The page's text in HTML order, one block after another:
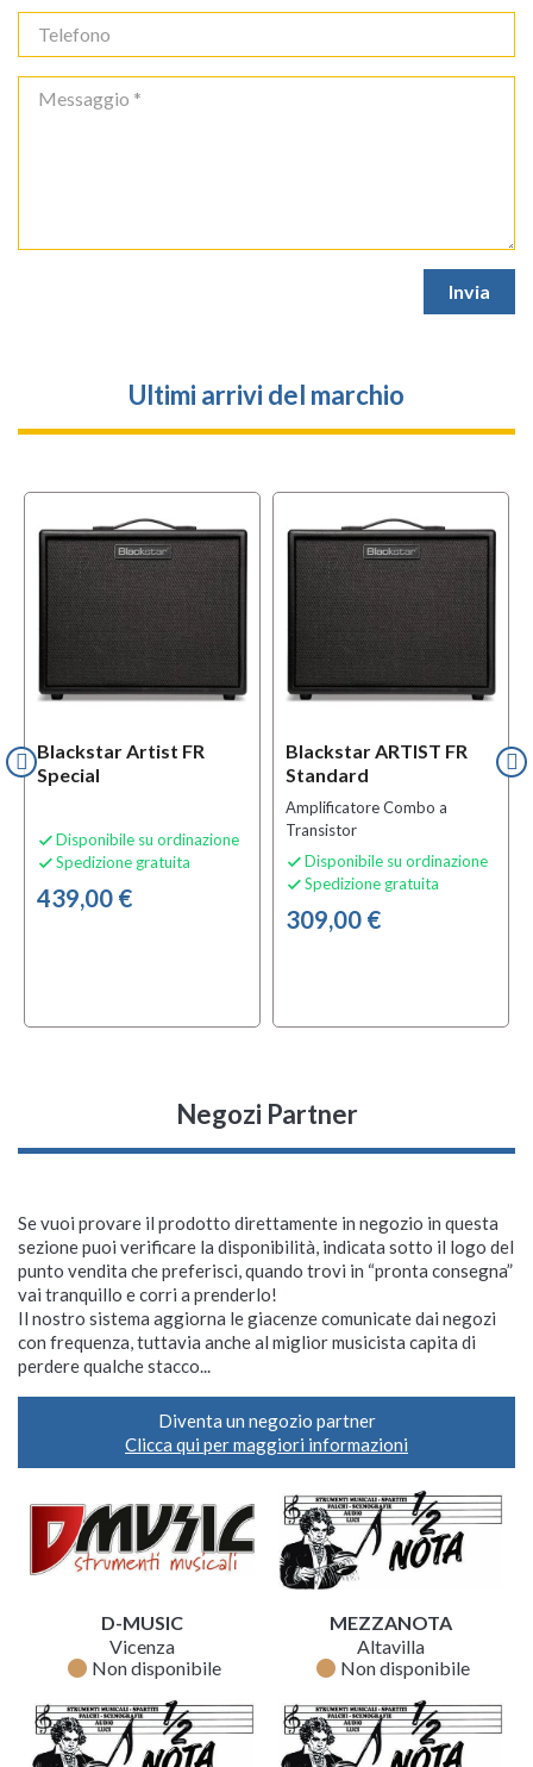
Ultimi arrivi del marchio
Blackstar Artist FR
Special
 Disponibile su ordinazione
 Spedizione gratuita
439,00 €
Blackstar ARTIST FR
Standard
Amplificatore Combo a
Transistor
 Disponibile su ordinazione
 Spedizione gratuita
309,00 €
OFFERTA
Negozi Partner
Se vuoi provare il prodotto direttamente in negozio in questa
sezione puoi verificare la disponibilità, indicata sotto il logo del
punto vendita che preferisci, quando trovi in “pronta consegna”
vai tranquillo e corri a prenderlo!
Il nostro sistema aggiorna le giacenze comunicate dai negozi
con frequenza, tuttavia anche al miglior musicista capita di
perdere qualche stacco...
Diventa un negozio partner
Clicca qui per maggiori informazioni
D-MUSIC
Vicenza
fiber_manual_record Non disponibile
MEZZANOTA
Altavilla
fiber_manual_record Non disponibile